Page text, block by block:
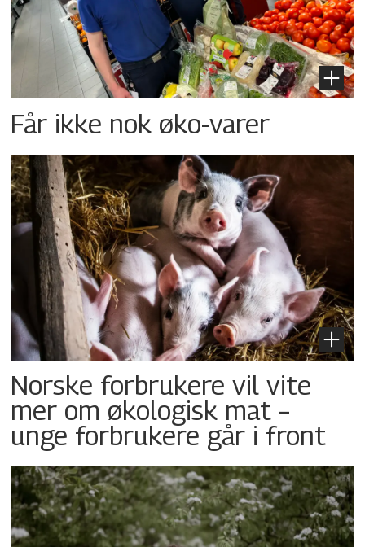
Får ikke nok øko-varer
Norske forbrukere vil vite
mer om økologisk mat –
unge forbrukere går i front